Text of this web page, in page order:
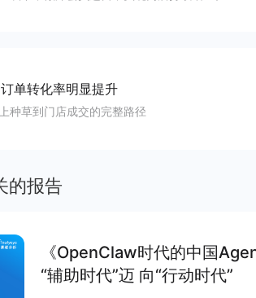
订单转化率明显提升
种草到门店成交的完整路径
的报告
《OpenClaw时代的中国
“辅助时代”迈 向“行动时代”